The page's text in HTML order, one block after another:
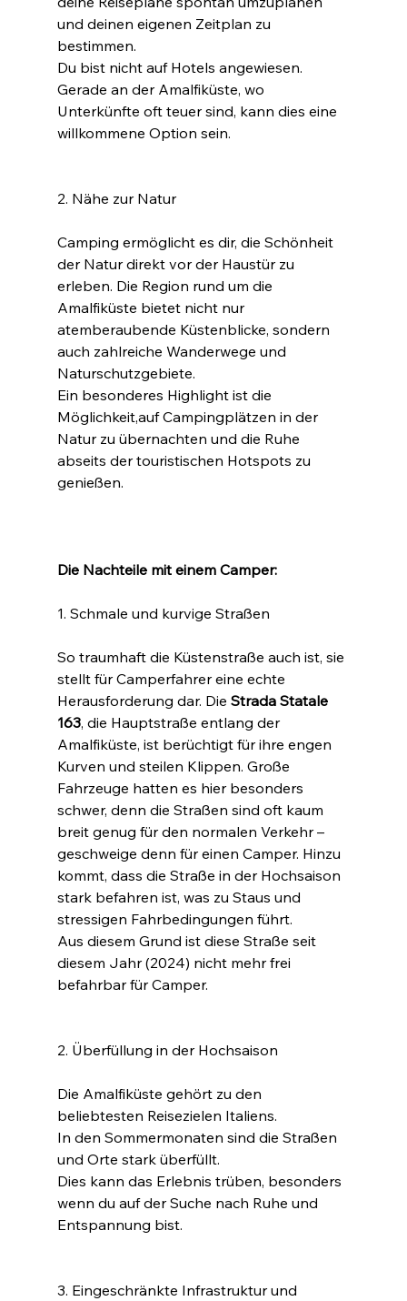
und deinen eigenen Zeitplan zu
bestimmen.
Du bist nicht auf Hotels angewiesen.
Gerade an der Amalfiküste, wo
Unterkünfte oft teuer sind, kann dies eine
willkommene Option sein.
2. Nähe zur Natur
Camping ermöglicht es dir, die Schönheit
der Natur direkt vor der Haustür zu
erleben. Die Region rund um die
Amalfiküste bietet nicht nur
atemberaubende Küstenblicke, sondern
auch zahlreiche Wanderwege und
Naturschutzgebiete.
Ein besonderes Highlight ist die
Möglichkeit,auf Campingplätzen in der
Natur zu übernachten und die Ruhe
abseits der touristischen Hotspots zu
genießen.
Die Nachteile mit einem Camper:
1. Schmale und kurvige Straßen
So traumhaft die Küstenstraße auch ist, sie
stellt für Camperfahrer eine echte
Herausforderung dar. Die Strada Statale
163, die Hauptstraße entlang der
Amalfiküste, ist berüchtigt für ihre engen
Kurven und steilen Klippen. Große
Fahrzeuge hatten es hier besonders
schwer, denn die Straßen sind oft kaum
breit genug für den normalen Verkehr –
geschweige denn für einen Camper. Hinzu
kommt, dass die Straße in der Hochsaison
stark befahren ist, was zu Staus und
stressigen Fahrbedingungen führt.
Aus diesem Grund ist diese Straße seit
diesem Jahr (2024) nicht mehr frei
befahrbar für Camper.
2. Überfüllung in der Hochsaison
Die Amalfiküste gehört zu den
beliebtesten Reisezielen Italiens.
In den Sommermonaten sind die Straßen
und Orte stark überfüllt.
Dies kann das Erlebnis trüben, besonders
wenn du auf der Suche nach Ruhe und
Entspannung bist.
3. Eingeschränkte Infrastruktur und